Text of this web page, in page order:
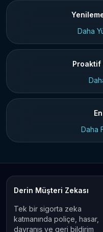
Daha
Proaktif
Daha
Derin Müşteri Zekası
Tek bir sigorta zeka
katmanında poliçe, hasar,
davranış ve geri bildirim